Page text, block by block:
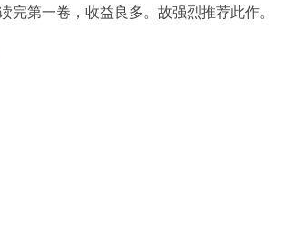
完第一卷，收益良多。故强烈推荐此作。